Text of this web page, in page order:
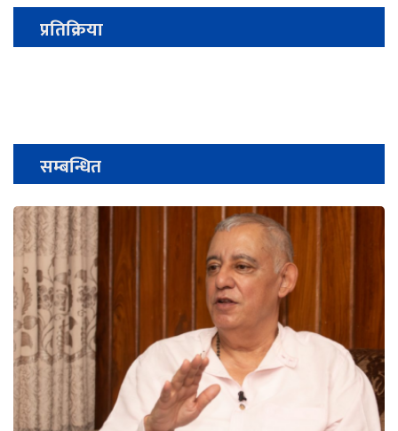
प्रतिक्रिया
सम्बन्धित